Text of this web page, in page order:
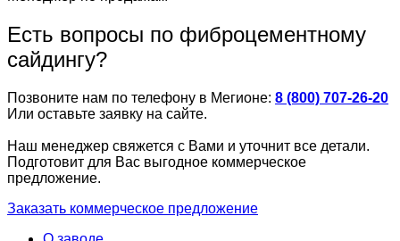
Есть вопросы по фиброцементному
сайдингу?
Позвоните нам по телефону в Мегионе: 8 (800) 707-26-20
Или оставьте заявку на сайте.
Наш менеджер свяжется с Вами и уточнит все детали.
Подготовит для Вас выгодное коммерческое
предложение.
Заказать коммерческое предложение